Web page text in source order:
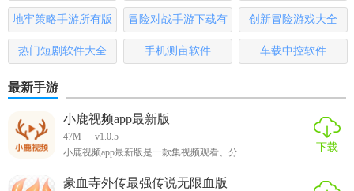
哪些
地牢策略手游所有版
本
冒险对战手游下载有
哪些
创新冒险游戏大全
热门短剧软件大全 手机测亩软件 车载中控软件
最新手游
小鹿视频app最新版
47M
v1.0.5
小鹿视频app最新版是一款集视频观看、分...
下载
豪血寺外传最强传说无限血版